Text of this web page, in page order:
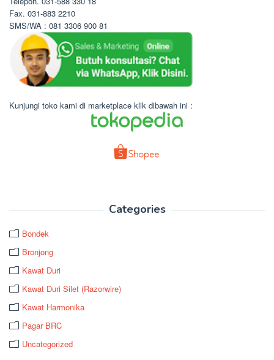
Fax. 031-883 2210
SMS/WA : 081 3306 900 81
Kunjungi toko kami di marketplace klik dibawah ini :
Categories
Bondek
Bronjong
Kawat Duri
Kawat Duri Silet (Razorwire)
Kawat Harmonika
Pagar BRC
Uncategorized